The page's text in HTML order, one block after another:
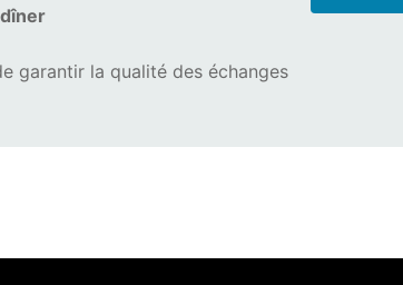
garantir la qualité des échanges